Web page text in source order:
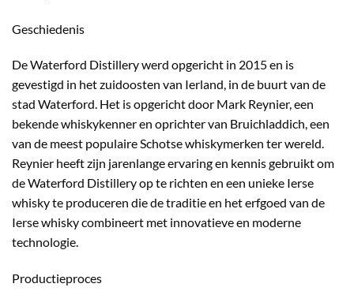
Geschiedenis
De Waterford Distillery werd opgericht in 2015 en is
gevestigd in het zuidoosten van Ierland, in de buurt van de
stad Waterford. Het is opgericht door Mark Reynier, een
bekende whiskykenner en oprichter van Bruichladdich, een
van de meest populaire Schotse whiskymerken ter wereld.
Reynier heeft zijn jarenlange ervaring en kennis gebruikt om
de Waterford Distillery op te richten en een unieke Ierse
whisky te produceren die de traditie en het erfgoed van de
Ierse whisky combineert met innovatieve en moderne
technologie.
Productieproces